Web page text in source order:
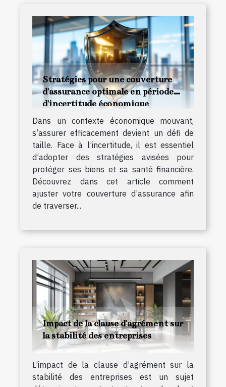
Stratégies pour une couverture
d'assurance optimale en période
d'incertitude économique
Dans un contexte économique mouvant,
s’assurer efficacement devient un défi de
taille. Face à l’incertitude, il est essentiel
d’adopter des stratégies avisées pour
protéger ses biens et sa santé financière.
Découvrez dans cet article comment
ajuster votre couverture d’assurance afin
de traverser...
Impact de la clause d'agrément sur
la stabilité des entreprises
L’impact de la clause d’agrément sur la
stabilité des entreprises est un sujet